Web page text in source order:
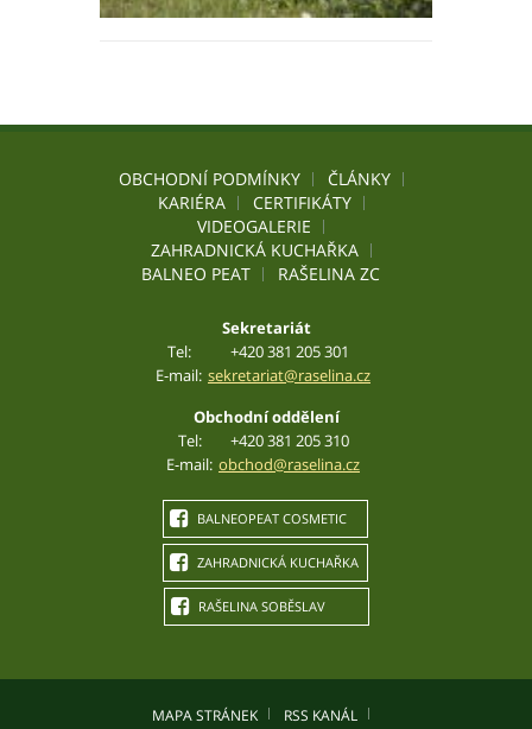
OBCHODNÍ PODMÍNKY
ČLÁNKY
KARIÉRA
CERTIFIKÁTY
VIDEOGALERIE
ZAHRADNICKÁ KUCHAŘKA
BALNEO PEAT
RAŠELINA ZC
Sekretariát
Tel:
+420 381 205 301
E-mail: sekretariat@raselina.cz
Obchodní oddělení
Tel:
+420 381 205 310
E-mail: obchod@raselina.cz
BALNEOPEAT COSMETIC
ZAHRADNICKÁ KUCHAŘKA
RAŠELINA SOBĚSLAV
MAPA STRÁNEK
RSS KANÁL